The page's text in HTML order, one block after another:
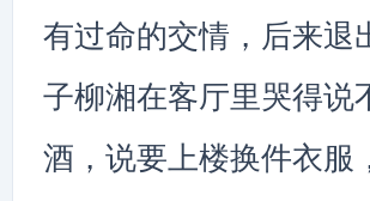
有过命的交情，后来退
子柳湘在客厅里哭得说
酒，说要上楼换件衣服